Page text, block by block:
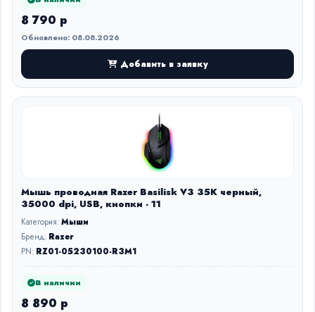
8 790 р
Обновлено: 08.08.2026
Добавить в заявку
Мышь проводная Razer Basilisk V3 35K черный,
35000 dpi, USB, кнопки - 11
Категория:Мыши
Бренд: Razer
PN: RZ01-05230100-R3M1
В наличии
8 890 р